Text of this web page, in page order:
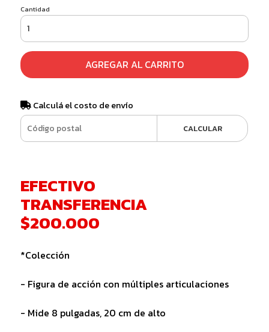
Cantidad
AGREGAR AL CARRITO
Calculá el costo de envío
CALCULAR
EFECTIVO
TRANSFERENCIA
$200.000
*Colección
- Figura de acción con múltiples articulaciones
- Mide 8 pulgadas, 20 cm de alto